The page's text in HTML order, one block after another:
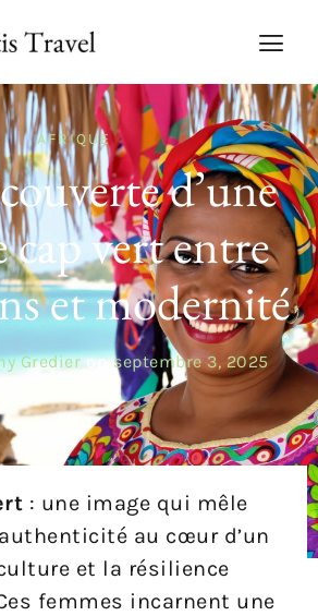
AFRIQUE
d’une
cap vert entre
et modernité
Gredier on septembre 3, 2025
: une image qui mêle
au cœur d’un
et la résilience
femmes incarnent une